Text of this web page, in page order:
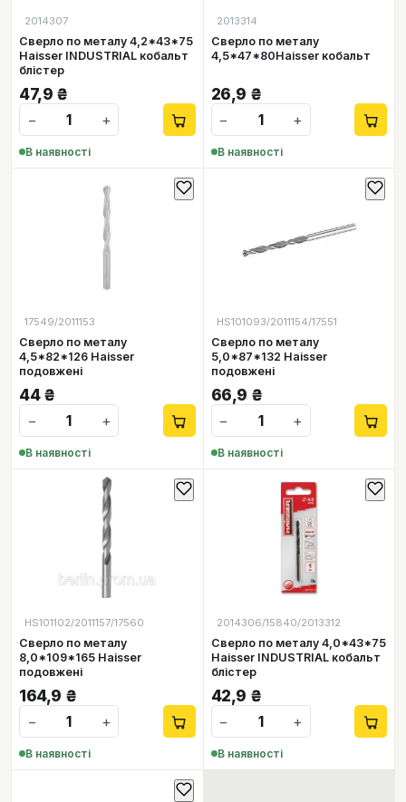
2014307
Сверло по металу 4,2*43*75
Haisser INDUSTRIAL кобальт
блістер
47,9 ₴
−
+
В наявності
2013314
Сверло по металу
4,5*47*80Haisser кобальт
26,9 ₴
−
+
В наявності
17549/2011153
Сверло по металу
4,5*82*126 Haisser
подовжені
44₴
−
+
В наявності
HS101093/2011154/17551
Сверло по металу
5,0*87*132 Haisser
подовжені
66,9 ₴
−
+
В наявності
HS101102/2011157/17560
Сверло по металу
8,0*109*165 Haisser
подовжені
164,9 ₴
−
+
В наявності
2014306/15840/2013312
Сверло по металу 4,0*43*75
Haisser INDUSTRIAL кобальт
блістер
42,9 ₴
−
+
В наявності